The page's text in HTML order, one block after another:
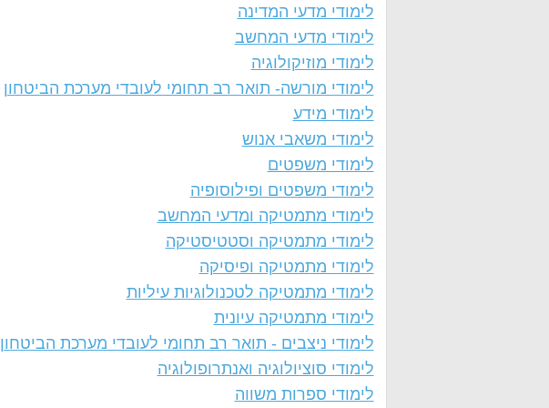
לימודי מדעי המדינה
לימודי מדעי המחשב
לימודי מוזיקולוגיה
לימודי מורשה- תואר רב תחומי לעובדי מערכת הביטחון
לימודי מידע
לימודי משאבי אנוש
לימודי משפטים
לימודי משפטים ופילוסופיה
לימודי מתמטיקה ומדעי המחשב
לימודי מתמטיקה וסטטיסטיקה
לימודי מתמטיקה ופיסיקה
לימודי מתמטיקה לטכנולוגיות עיליות
לימודי מתמטיקה עיונית
לימודי ניצבים - תואר רב תחומי לעובדי מערכת הביטחון
לימודי סוציולוגיה ואנתרופולוגיה
לימודי ספרות משווה